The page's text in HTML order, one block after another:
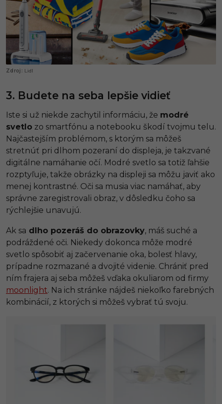
Lidl
3. Budete na seba lepšie vidieť
Iste si už niekde zachytil informáciu, že modré
svetlo zo smartfónu a notebooku škodí tvojmu telu.
Najčastejším problémom, s ktorým sa môžeš
stretnúť pri dlhom pozeraní do displeja, je takzvané
digitálne namáhanie očí. Modré svetlo sa totiž ľahšie
rozptyľuje, takže obrázky na displeji sa môžu javiť ako
menej kontrastné. Oči sa musia viac namáhať, aby
správne zaregistrovali obraz, v dôsledku čoho sa
rýchlejšie unavujú.
Ak sa dlho pozeráš do obrazovky, máš suché a
podráždené oči. Niekedy dokonca môže modré
svetlo spôsobiť aj začervenanie oka, bolesť hlavy,
prípadne rozmazané a dvojité videnie. Chrániť pred
ním frajera aj seba môžeš vďaka okuliarom od firmy
moonlight. Na ich stránke nájdeš niekoľko farebných
kombinácií, z ktorých si môžeš vybrať tú svoju.